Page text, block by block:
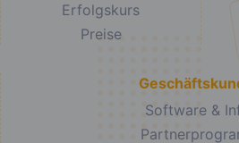
Erfolgskurs
Preise
Software &